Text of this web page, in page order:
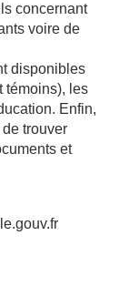
concernant
voire de
disponibles
témoins), les
Enfin,
trouver
et